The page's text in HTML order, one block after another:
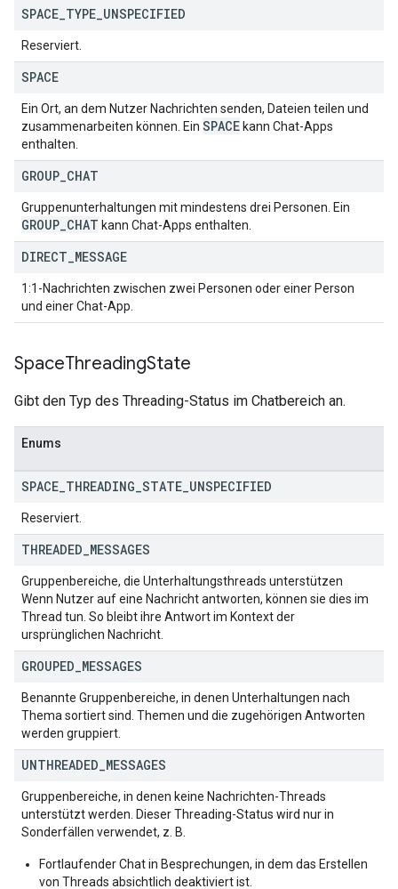
SPACE TYPE UNSPECIFIED
Reserviert.
SPACE
Ein Ort, an dem Nutzer Nachrichten senden, Dateien teilen und
zusammenarbeiten können. Ein SPACE kann Chat-Apps
enthalten.
GROUP CHAT
Gruppenunterhaltungen mit mindestens drei Personen. Ein
GROUP CHAT kann Chat-Apps enthalten.
DIRECT MESSAGE
1:1-Nachrichten zwischen zwei Personen oder einer Person
und einer Chat-App.
SpaceThreadingState
Gibt den Typ des Threading-Status im Chatbereich an.
Enums
SPACE THREADING STATE UNSPECIFIED
Reserviert.
THREADED MESSAGES
Gruppenbereiche, die Unterhaltungsthreads unterstützen
Wenn Nutzer auf eine Nachricht antworten, können sie dies im
Thread tun. So bleibt ihre Antwort im Kontext der
ursprünglichen Nachricht.
GROUPED MESSAGES
Benannte Gruppenbereiche, in denen Unterhaltungen nach
Thema sortiert sind. Themen und die zugehörigen Antworten
werden gruppiert.
UNTHREADED MESSAGES
Gruppenbereiche, in denen keine Nachrichten-Threads
unterstützt werden. Dieser Threading-Status wird nur in
Sonderfällen verwendet, z. B.
Fortlaufender Chat in Besprechungen, in dem das Erstellen
von Threads absichtlich deaktiviert ist.